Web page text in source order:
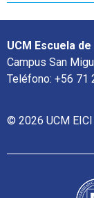
UCM Escuela
Campus San
Teléfono: +56 71
© 2026 UCM